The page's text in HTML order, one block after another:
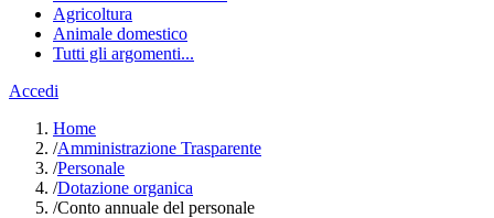
Agricoltura
Animale domestico
Tutti gli argomenti...
Accedi
Home
/Amministrazione Trasparente
/Personale
/Dotazione organica
/Conto annuale del personale